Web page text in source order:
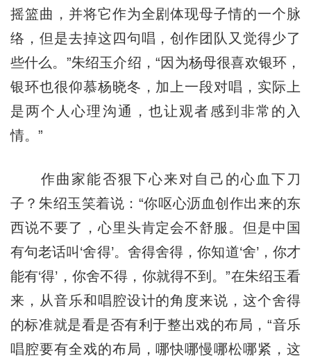
摇篮曲，并将它作为全剧体现母子情的一个脉
络，但是去掉这四句唱，创作团队又觉得少了
些什么。”朱绍玉介绍，“因为杨母很喜欢银环，
银环也很仰慕杨晓冬，加上一段对唱，实际上
是两个人心理沟通，也让观者感到非常的入
情。”
作曲家能否狠下心来对自己的心血下刀
子？朱绍玉笑着说：“你呕心沥血创作出来的东
西说不要了，心里头肯定会不舒服。但是中国
有句老话叫‘舍得’。舍得舍得，你知道‘舍’，你才
能有‘得’，你舍不得，你就得不到。”在朱绍玉看
来，从音乐和唱腔设计的角度来说，这个舍得
的标准就是看是否有利于整出戏的布局，“音乐
唱腔要有全戏的布局，哪快哪慢哪松哪紧，这